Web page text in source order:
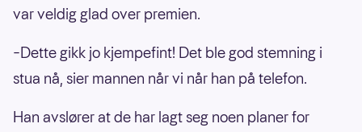
var veldig glad over premien.
–Dette gikk jo kjempefint! Det ble god stemning i
stua nå, sier mannen når vi når han på telefon.
Han avslører at de har lagt seg noen planer for